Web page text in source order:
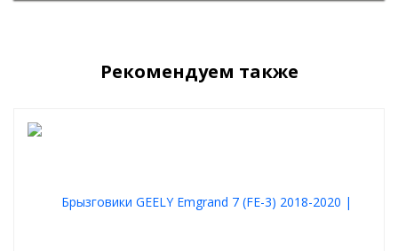
Рекомендуем также